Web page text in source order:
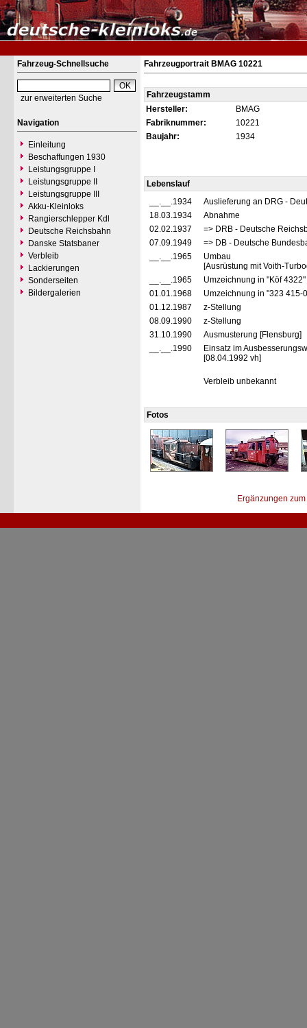
Fahrzeug-Schnellsuche
zur erweiterten Suche
Navigation
Einleitung
Beschaffungen 1930
Leistungsgruppe I
Leistungsgruppe II
Leistungsgruppe III
Akku-Kleinloks
Rangierschlepper Kdl
Deutsche Reichsbahn
Danske Statsbaner
Verbleib
Lackierungen
Sonderseiten
Bildergalerien
Fahrzeugportrait BMAG 10221
Fahrzeugstamm
Hersteller:
BMAG
Fabriknummer:
10221
Baujahr:
1934
Lebenslauf
__.__.1934
Auslieferung an DRG -
18.03.1934
Abnahme
02.02.1937
=> DRB - Deutsche
07.09.1949
=> DB - Deutsche
__.__.1965
Umbau
[Ausrüstung mit Voith-
__.__.1965
Umzeichnung in "Köf 4322"
01.01.1968
Umzeichnung in "323 415-
01.12.1987
z-Stellung
08.09.1990
z-Stellung
31.10.1990
Ausmusterung [Flensburg]
__.__.1990
Einsatz im
[08.04.1992 vh]
Verbleib unbekannt
Fotos
Ergänzungen